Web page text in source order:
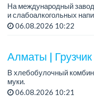
На международный
и слабоалкогольных
упаковочной машины
06.08.2026 10:22
Алматы |
В хлебобулочный
муки.
График работы: 5/2, с
06.08.2026 10:21